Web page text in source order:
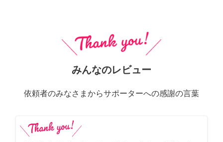
みんなのレビュー
依頼者のみなさまからサポーターへの感謝の言葉